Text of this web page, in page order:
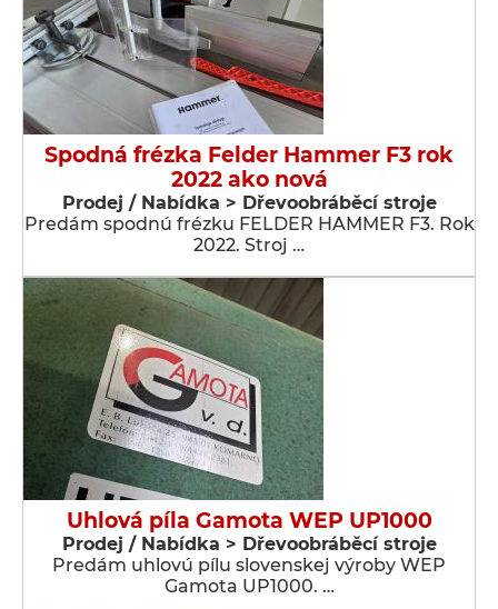
Spodná frézka Felder Hammer F3 rok
2022 ako nová
Prodej / Nabídka > Dřevoobráběcí stroje
Predám spodnú frézku FELDER HAMMER F3. Rok
2022. Stroj …
Uhlová píla Gamota WEP UP1000
Prodej / Nabídka > Dřevoobráběcí stroje
Predám uhlovú pílu slovenskej výroby WEP
Gamota UP1000. …